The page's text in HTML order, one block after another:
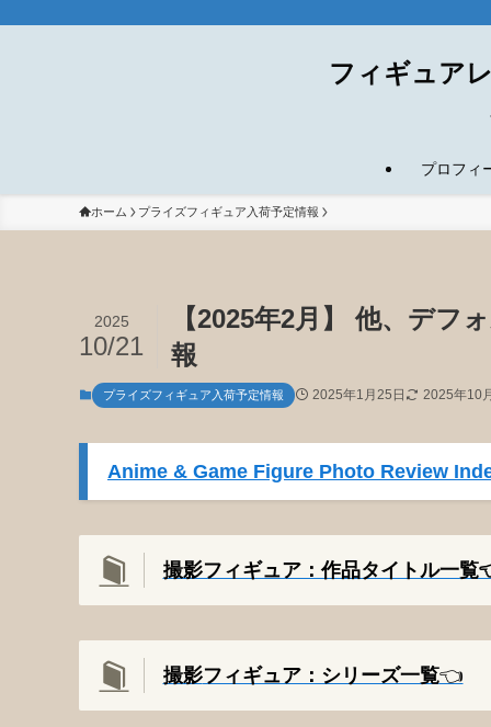
フィギュア
プロフィ
ホーム プライズフィギュア入荷予定情報
【2025年2月】 他、デフ
報
2025
10/21
プライズフィギュア入荷予定情報 2025年1月25日 2025年10
Anime & Game Figure Photo Review
撮影フィギュア：作品タイトル一覧
撮影フィギュア：シリーズ一覧👈️